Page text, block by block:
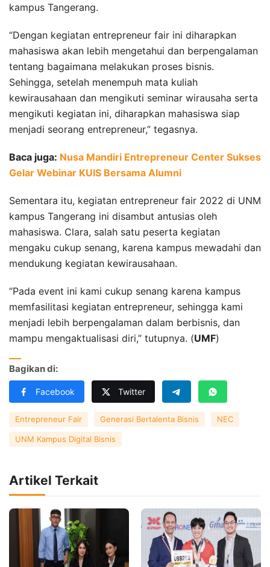
kampus Tangerang.
“Dengan kegiatan entrepreneur fair ini diharapkan
mahasiswa akan lebih mengetahui dan berpengalaman
tentang bagaimana melakukan proses bisnis.
Sehingga, setelah menempuh mata kuliah
kewirausahaan dan mengikuti seminar wirausaha serta
mengikuti kegiatan ini, diharapkan mahasiswa siap
menjadi seorang entrepreneur,” tegasnya.
Baca juga: Nusa Mandiri Entrepreneur Center Sukses
Gelar Webinar KUIS Bersama Alumni
Sementara itu, kegiatan entrepreneur fair 2022 di UNM
kampus Tangerang ini disambut antusias oleh
mahasiswa. Clara, salah satu peserta kegiatan
mengaku cukup senang, karena kampus mewadahi dan
mendukung kegiatan kewirausahaan.
“Pada event ini kami cukup senang karena kampus
memfasilitasi kegiatan entrepreneur, sehingga kami
menjadi lebih berpengalaman dalam berbisnis, dan
mampu mengaktualisasi diri,” tutupnya. (UMF)
Bagikan di:
Facebook Twitter
Entrepreneur Fair Generasi Bertalenta Bisnis NEC
UNM Kampus Digital Bisnis
Artikel Terkait